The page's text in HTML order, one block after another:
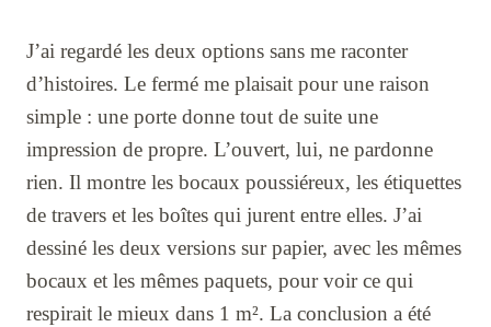
J’ai regardé les deux options sans me raconter
d’histoires. Le fermé me plaisait pour une raison
simple : une porte donne tout de suite une
impression de propre. L’ouvert, lui, ne pardonne
rien. Il montre les bocaux poussiéreux, les étiquettes
de travers et les boîtes qui jurent entre elles. J’ai
dessiné les deux versions sur papier, avec les mêmes
bocaux et les mêmes paquets, pour voir ce qui
respirait le mieux dans 1 m². La conclusion a été